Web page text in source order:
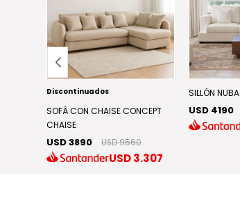
Discontinuados
SOFÁ CON CHAISE CONCEPT
CHAISE
USD 3890 USD 9560
USD3.307
SILLÓN NUBA
USD 4190